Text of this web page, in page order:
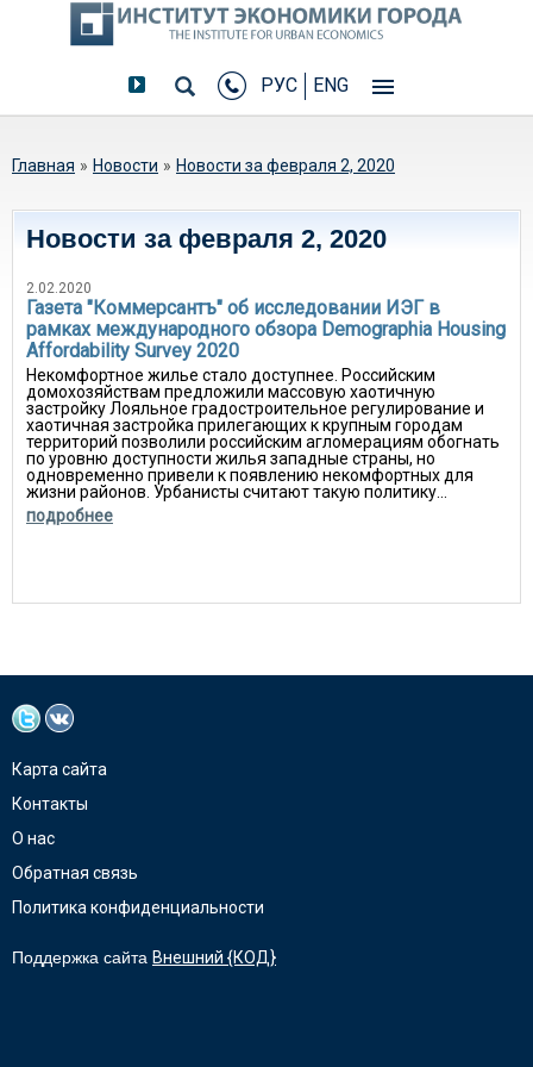
РУС ENG
Вы здесь
Главная » Новости » Новости за февраля 2, 2020
Новости за февраля 2, 2020
2.02.2020
Газета "Коммерсантъ" об исследовании ИЭГ в
рамках международного обзора Demographia Housing
Affordability Survey 2020
Некомфортное жилье стало доступнее. Российским
домохозяйствам предложили массовую хаотичную
застройку Лояльное градостроительное регулирование и
хаотичная застройка прилегающих к крупным городам
территорий позволили российским агломерациям обогнать
по уровню доступности жилья западные страны, но
одновременно привели к появлению некомфортных для
жизни районов. Урбанисты считают такую политику...
подробнее
Карта сайта
Контакты
О нас
Обратная связь
Политика конфиденциальности
Поддержка сайта Внешний {КОД}